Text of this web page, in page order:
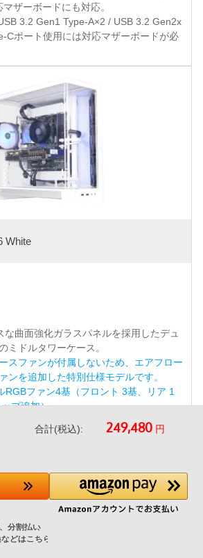
ザーボードにも対応。
3.2 Gen1 Type-A×2 / USB 3.2 Gen2x
Cポート使用には対応マザーボードが必
White
な曲面強化ガラスパネルを採用したデュ
ミドルタワーケース。
スファンが付属しないため、エアフロー
ンを追加した特別仕様モデルです。
RGBファン4基（フロント 3基、リア 1
プ追加）
ブルマネジメントチャネルにより、美し
レイアウトを実現。リアコネクト（BT
3.2 Gen1 Type-A×2 / USB 3.2 Gen2x
Cポート使用には対応マザーボードが必
合計(税込): 円